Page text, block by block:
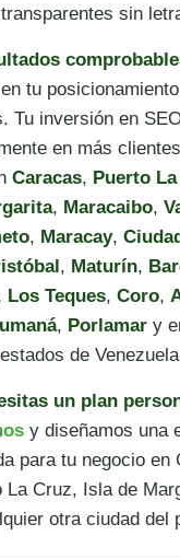
sin
tu
Tu inversión en
en más
Caracas, Puerto
, Maracaibo,
, Maracay,
, Maturín,
Los Teques, Coro,
, Porlamar y
estados de
un plan
y diseñamos una
para tu negocio en
La Cruz, Isla de
otra ciudad del